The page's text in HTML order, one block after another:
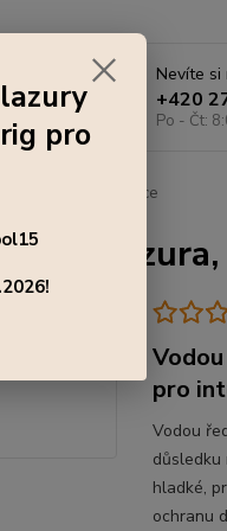
Nevíte si
+420
Po - Čt:
- lazura, borovice
-
pro
Vodou
hladké,
ochranu
pro